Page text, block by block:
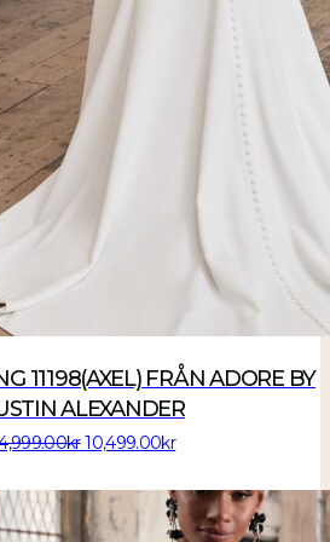
11198(AXEL) FRÅN ADORE BY
ALEXANDER
krDet
priset
var:
10,499.00krDet
priset
är: